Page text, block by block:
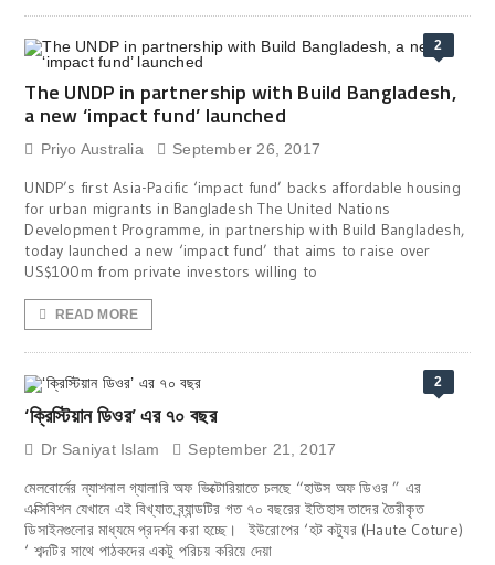
2
The UNDP in partnership with Build Bangladesh,
a new ‘impact fund’ launched
Priyo Australia September 26, 2017
UNDP’s first Asia-Pacific ‘impact fund’ backs affordable housing
for urban migrants in Bangladesh The United Nations
Development Programme, in partnership with Build Bangladesh,
today launched a new ‘impact fund’ that aims to raise over
US$100m from private investors willing to
READ MORE
2
‘ক্রিস্টিয়ান ডিওর’ এর ৭০ বছর
Dr Saniyat Islam September 21, 2017
মেলবোর্নের ন্যাশনাল গ্যালারি অফ ভিক্টোরিয়াতে চলছে “হাউস অফ ডিওর ” এর
এক্সিবিশন যেখানে এই বিখ্যাত ব্র্যান্ডটির গত ৭০ বছরের ইতিহাস তাদের তৈরীকৃত
ডিসাইনগুলোর মাধ্যমে প্রদর্শন করা হচ্ছে। ইউরোপের ‘হট কট্যুর (Haute Coture)
‘ শব্দটির সাথে পাঠকদের একটু পরিচয় করিয়ে দেয়া